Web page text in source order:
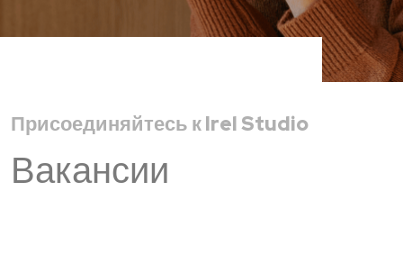
Присоединяйтесь к Irel Studio
Вакансии